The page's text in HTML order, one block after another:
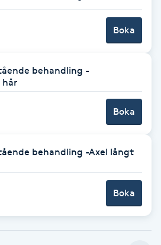
Boka
behandling -
Boka
behandling -Axel långt
Boka